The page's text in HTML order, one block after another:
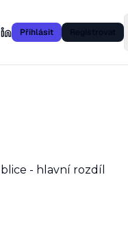
Přihlásit
- hlavní rozdíl